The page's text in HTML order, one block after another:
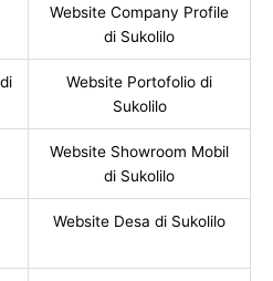
Website Company Profile
di Sukolilo
Website Portofolio di
Sukolilo
Website Showroom Mobil
di Sukolilo
Website Desa di Sukolilo